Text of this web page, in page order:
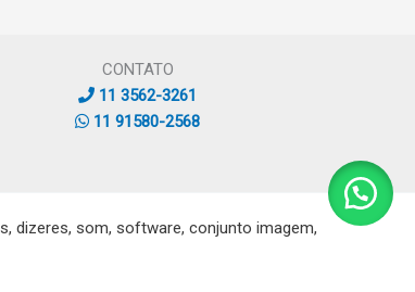
CONTATO
11 3562-3261
11 91580-2568
dizeres, som, software, conjunto imagem,